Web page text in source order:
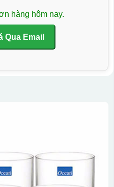
hàng hôm nay.
Qua Email